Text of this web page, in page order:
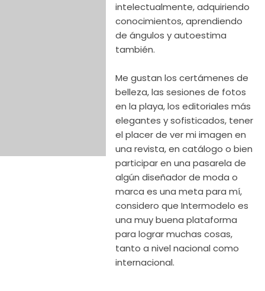
intelectualmente, adquiriendo
conocimientos, aprendiendo
de ángulos y autoestima
también.
Me gustan los certámenes de
belleza, las sesiones de fotos
en la playa, los editoriales más
elegantes y sofisticados, tener
el placer de ver mi imagen en
una revista, en catálogo o bien
participar en una pasarela de
algún diseñador de moda o
marca es una meta para mí,
considero que Intermodelo es
una muy buena plataforma
para lograr muchas cosas,
tanto a nivel nacional como
internacional.